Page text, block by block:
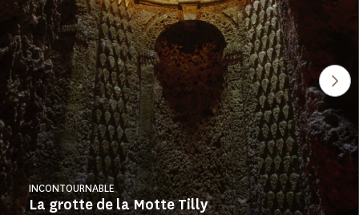
La grotte de la Motte Tilly
INCONTOURNABLE